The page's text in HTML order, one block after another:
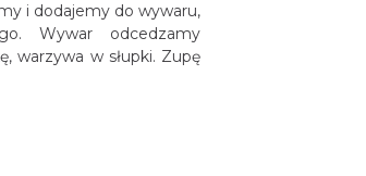
i dodajemy do wywaru,
Wywar odcedzamy
warzywa w słupki. Zupę